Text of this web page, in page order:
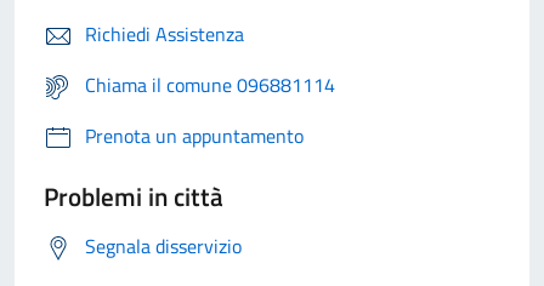
Richiedi Assistenza
Chiama il comune 096881114
Prenota un appuntamento
Problemi in città
Segnala disservizio